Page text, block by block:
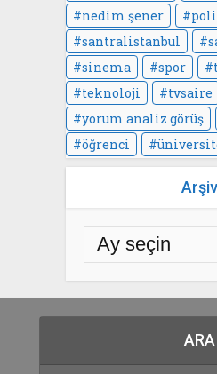
nedim şener
santralistanbul
sinema
spor
teknoloji
tvsaire
yorum analiz görüş
öğrenci
Arşiv
ARA